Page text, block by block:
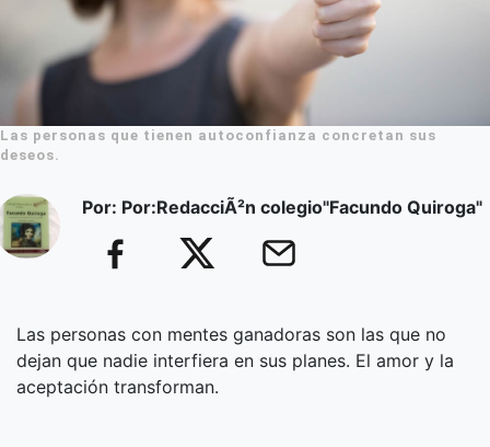
Las personas que tienen autoconfianza concretan sus
deseos.
Por: Por:RedacciÃ²n colegio"Facundo Quiroga"
Las personas con mentes ganadoras son las que no
dejan que nadie interfiera en sus planes. El amor y la
aceptación transforman.